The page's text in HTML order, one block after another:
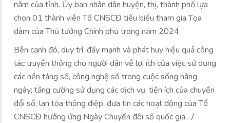
năm của tỉnh. Ủy ban nhân dân huyện, thị, thành phố lựa
chọn 01 thành viên Tổ CNSCĐ tiêu biểu tham gia Tọa
đàm của Thủ tướng Chính phủ trong năm 2024.
Bên cạnh đó, duy trì, đẩy mạnh và phát huy hiệu quả công
tác truyền thông cho người dân về lợi ích của việc sử dụng
các nền tảng số, công nghệ số trong cuộc sống hằng
ngày; tăng cường sử dụng các dịch vụ, tiện ích của chuyển
đổi số; lan tỏa thông điệp, đưa tin các hoạt động của Tổ
CNSCĐ hưởng ứng Ngày Chuyển đổi số quốc gia…/.